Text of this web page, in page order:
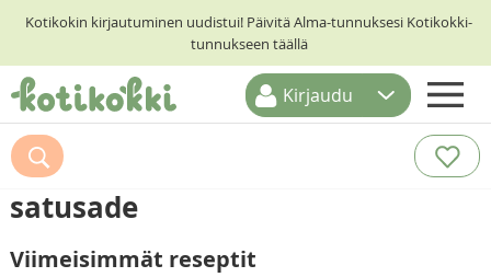
Kotikokin kirjautuminen uudistui! Päivitä Alma-tunnuksesi Kotikokki-
tunnukseen täällä
ETUSIVU
RESEPTIHAKU
RUOKATEEMAT
KESKUSTELUT
Kirjaudu
satusade
Viimeisimmät reseptit